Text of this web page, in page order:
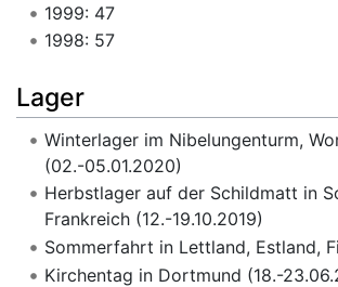
1999: 47
1998: 57
Lager
Winterlager im Nibelungenturm,
(02.-05.01.2020)
Herbstlager auf der Schildmatt in
Frankreich (12.-19.10.2019)
Sommerfahrt in Lettland, Estland,
Kirchentag in Dortmund (18.-